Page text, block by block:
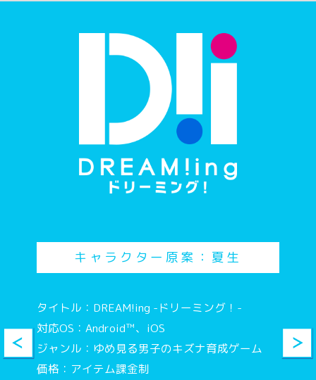
通知がうぜえ。繊細かよ
繊細だよ！何時だと思ってんだ！
そんなに言うなら、お望み通り永眠させてやろ
うか？
同じ部屋にいるんだから直接やればいいのに。
キャラクター原案：夏生
タイトル：DREAM!ing -ドリーミング！-
対応OS：Android™、iOS
ジャンル：ゆめ見る男子のキズナ育成ゲーム
価格：アイテム課金制